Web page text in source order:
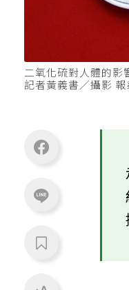
二氧化硫對人體的影
記者黃義書／攝影